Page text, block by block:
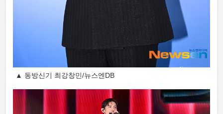
▲ 동방신기 최강창민/뉴스엔DB